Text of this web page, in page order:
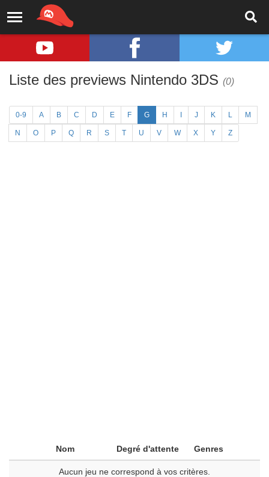
Liste des previews Nintendo 3DS (0)
0-9 A B C D E F G H J K L M
N O P Q R S T U V W X Y Z
Nom Degré d'attente Genres
Aucun jeu ne correspond à vos critères.